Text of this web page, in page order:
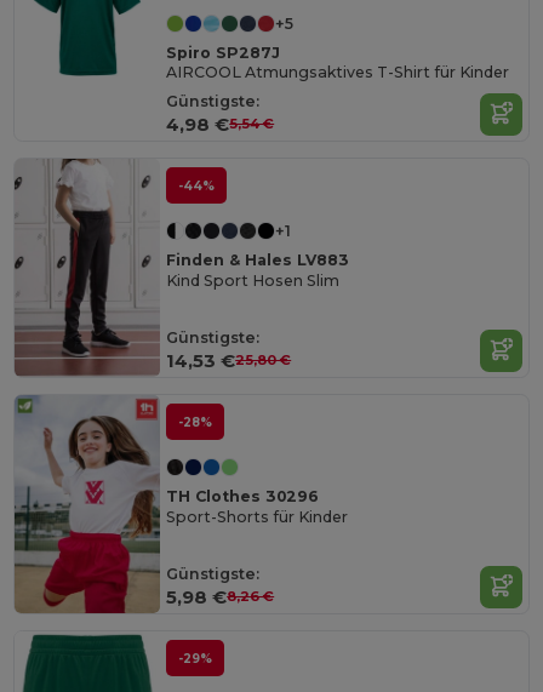
+5
Spiro SP287J
AIRCOOL Atmungsaktives T-Shirt für Kinder
Günstigste:
4,98 €5,54 €
-44%
+1
Finden & Hales LV883
Kind Sport Hosen Slim
Günstigste:
14,53 €25,80 €
-28%
TH Clothes 30296
Sport-Shorts für Kinder
Günstigste:
5,98 €8,26 €
-29%